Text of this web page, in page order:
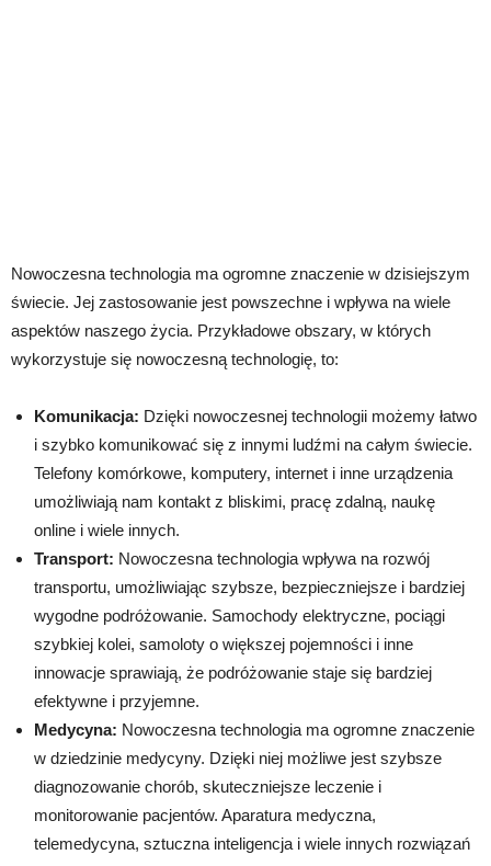
Nowoczesna technologia ma ogromne znaczenie w dzisiejszym
świecie. Jej zastosowanie jest powszechne i wpływa na wiele
aspektów naszego życia. Przykładowe obszary, w których
wykorzystuje się nowoczesną technologię, to:
Komunikacja: Dzięki nowoczesnej technologii możemy łatwo
i szybko komunikować się z innymi ludźmi na całym świecie.
Telefony komórkowe, komputery, internet i inne urządzenia
umożliwiają nam kontakt z bliskimi, pracę zdalną, naukę
online i wiele innych.
Transport: Nowoczesna technologia wpływa na rozwój
transportu, umożliwiając szybsze, bezpieczniejsze i bardziej
wygodne podróżowanie. Samochody elektryczne, pociągi
szybkiej kolei, samoloty o większej pojemności i inne
innowacje sprawiają, że podróżowanie staje się bardziej
efektywne i przyjemne.
Medycyna: Nowoczesna technologia ma ogromne znaczenie
w dziedzinie medycyny. Dzięki niej możliwe jest szybsze
diagnozowanie chorób, skuteczniejsze leczenie i
monitorowanie pacjentów. Aparatura medyczna,
telemedycyna, sztuczna inteligencja i wiele innych rozwiązań